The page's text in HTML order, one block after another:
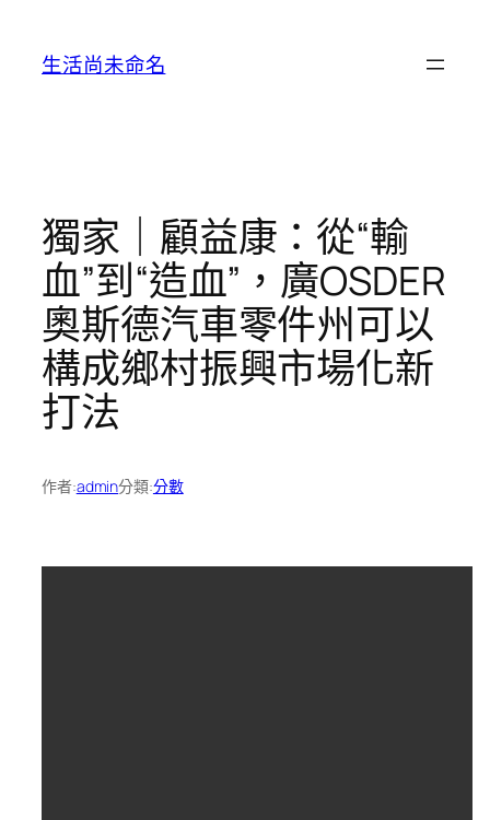
生活尚未命名
獨家｜顧益康：從“輸
血”到“造血”，廣OSDER
奧斯德汽車零件州可以
構成鄉村振興市場化新
打法
作者:admin分類:分數